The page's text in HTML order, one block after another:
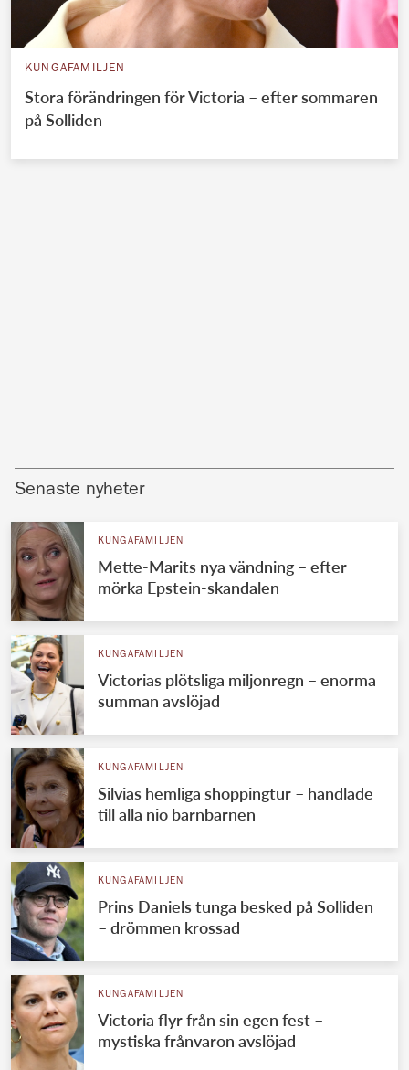
KUNGAFAMILJEN
Stora förändringen för Victoria – efter sommaren
på Solliden
Senaste nyheter
KUNGAFAMILJEN
Mette-Marits nya vändning – efter
mörka Epstein-skandalen
KUNGAFAMILJEN
Victorias plötsliga miljonregn – enorma
summan avslöjad
KUNGAFAMILJEN
Silvias hemliga shoppingtur – handlade
till alla nio barnbarnen
KUNGAFAMILJEN
Prins Daniels tunga besked på Solliden
– drömmen krossad
KUNGAFAMILJEN
Victoria flyr från sin egen fest –
mystiska frånvaron avslöjad